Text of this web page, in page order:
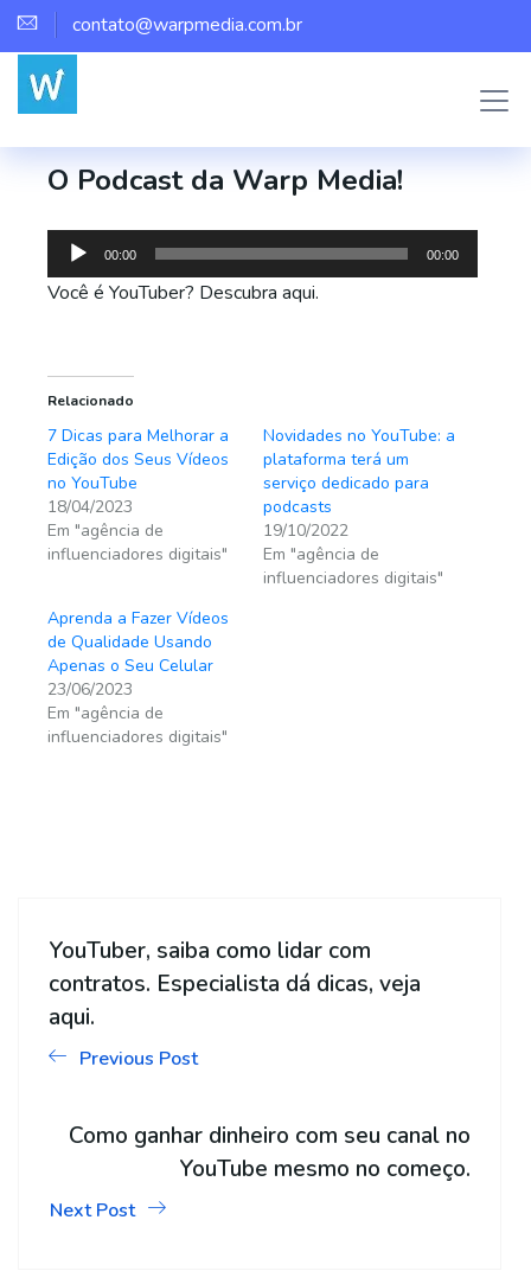
contato@warpmedia.com.br
O Podcast da Warp Media!
Tocador
de
00:00 00:00
Você é YouTuber? Descubra aqui.
Relacionado
7 Dicas para Melhorar a
Edição dos Seus Vídeos
no YouTube
18/04/2023
Em "agência de
influenciadores digitais"
Novidades no YouTube: a
plataforma terá um
serviço dedicado para
podcasts
19/10/2022
Em "agência de
influenciadores digitais"
Aprenda a Fazer Vídeos
de Qualidade Usando
Apenas o Seu Celular
23/06/2023
Em "agência de
influenciadores digitais"
YouTuber, saiba como lidar com
contratos. Especialista dá dicas, veja
aqui.
Previous Post
Como ganhar dinheiro com seu canal no
YouTube mesmo no começo.
Next Post